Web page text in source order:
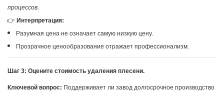
процессов.
👉 Интерпретация:
Разумная цена не означает самую низкую цену.
Прозрачное ценообразование отражает профессионализм.
Шаг 3: Оцените стоимость удаления плесени.
Ключевой вопрос: Поддерживает ли завод долгосрочное производство